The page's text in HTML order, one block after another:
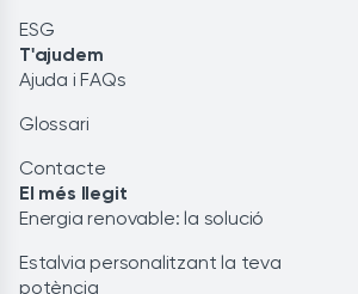
ESG
T'ajudem
Ajuda i FAQs
Glossari
Contacte
El més llegit
Energia renovable: la solució
Estalvia personalitzant la teva
potència